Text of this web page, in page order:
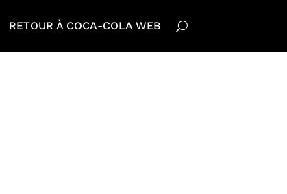
RETOUR À COCA-COLA WEB